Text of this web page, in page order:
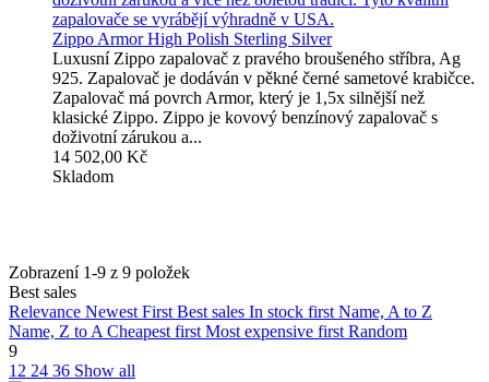
Zippo Armor High Polish Sterling Silver
Luxusní Zippo zapalovač z pravého broušeného stříbra, Ag
925. Zapalovač je dodáván v pěkné černé sametové krabičce.
Zapalovač má povrch Armor, který je 1,5x silnější než
klasické Zippo. Zippo je kovový benzínový zapalovač s
doživotní zárukou a...
14 502,00 Kč
Skladom
Zobrazení 1-9 z 9 položek
Best sales
Relevance Newest First Best sales In stock first Name, A to Z
Name, Z to A Cheapest first Most expensive first Random
9
12 24 36 Show all